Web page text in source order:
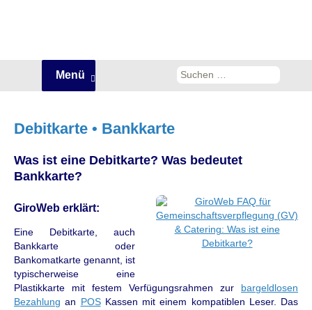
Menü
springen
Suchen
Debitkarte • Bankkarte
Was ist eine Debitkarte? Was bedeutet
Bankkarte?
GiroWeb erklärt:
Eine Debitkarte, auch
Bankkarte oder
Bankomatkarte genannt, ist
typischerweise eine
Plastikkarte mit festem Verfügungsrahmen zur
bargeldlosen
Bezahlung an POSKassen mit einem kompatiblen Leser. Das